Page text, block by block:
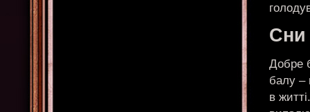
Сни
Добре
балу –
в